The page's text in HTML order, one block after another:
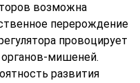
возможна
перерождение
провоцирует
мишеней.
развития